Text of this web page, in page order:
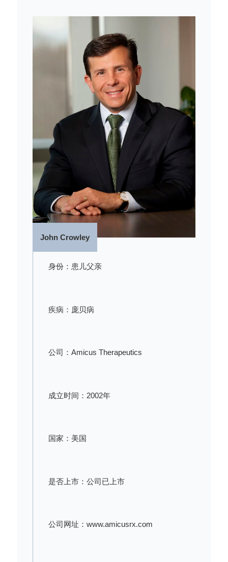
John Crowley
身份：患儿父亲
疾病：庞贝病
公司：Amicus Therapeutics
成立时间：2002年
国家：美国
是否上市：公司已上市
公司网址：www.amicusrx.com